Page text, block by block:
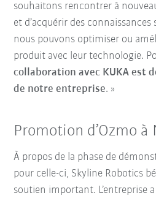
souhaitons rencontrer à
et d’acquérir des
nous pouvons optimiser ou
produit avec leur technologie.
collaboration avec KUKA est
de notre entreprise. »
Promotion d’Ozmo à
À propos de la phase de
pour celle-ci, Skyline Robotics
soutien important. L’entreprise